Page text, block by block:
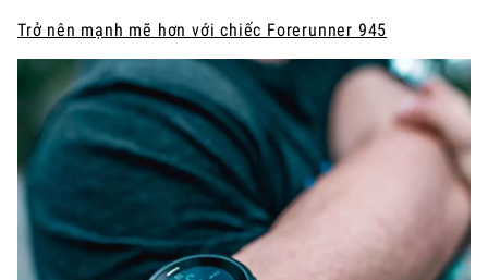
Trở nên mạnh mẽ hơn với chiếc Forerunner 945